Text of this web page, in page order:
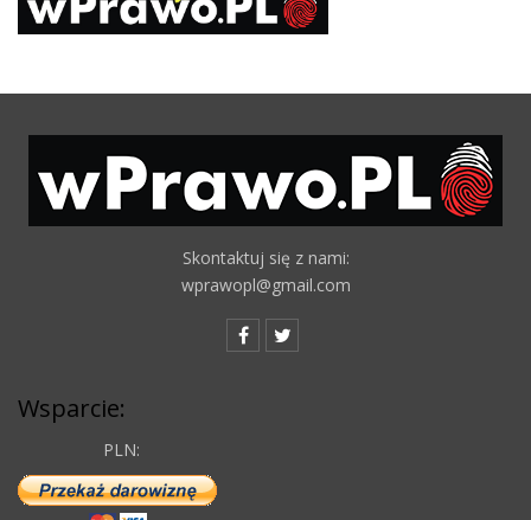
Skontaktuj się z nami:
wprawopl@gmail.com
Wsparcie:
PLN: